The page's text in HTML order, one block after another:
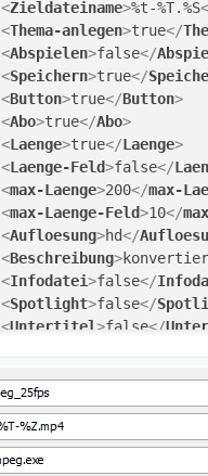
<Zieldateiname>%t-%T.%S
<Thema-anlegen>true</
<Abspielen>false</
<Speichern>true</
<Button>true</Button>
<Abo>true</Abo>
<Laenge>true</Laenge>
<Laenge-Feld>false</
<max-Laenge>200</max-
<max-Laenge-Feld>10</
<Aufloesung>hd</
<Beschreibung>
<Infodatei>false</
<Spotlight>false</
<Untertitel>false</
<Programmname
<Zieldateiname>%t-%T-
<Programmpfad>
<Programmschalter